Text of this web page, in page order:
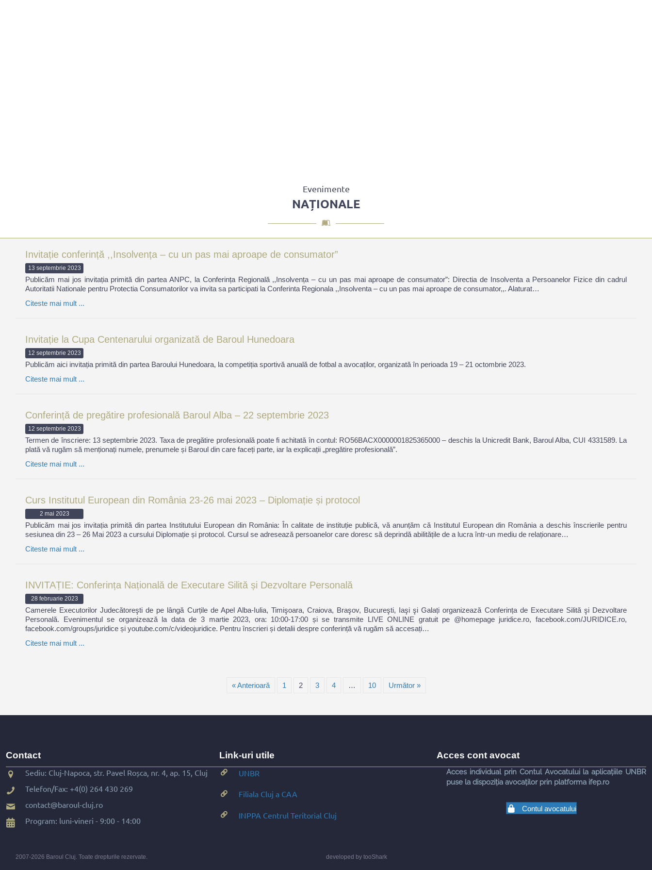
Evenimente
NAȚIONALE
Invitație conferință ,,Insolvența – cu un pas mai aproape de consumator”
13 septembrie 2023
Publicăm mai jos invitația primită din partea ANPC, la Conferința Regională ,,Insolvența – cu un pas mai aproape de consumator”: Directia de Insolventa a Persoanelor Fizice din cadrul
Autoritatii Nationale pentru Protectia Consumatorilor va invita sa participati la Conferinta Regionala ,,Insolventa – cu un pas mai aproape de consumator,,. Alaturat…
Citeste mai mult ...
Invitație la Cupa Centenarului organizată de Baroul Hunedoara
12 septembrie 2023
Publicăm aici invitația primită din partea Baroului Hunedoara, la competiția sportivă anuală de fotbal a avocaților, organizată în perioada 19 – 21 octombrie 2023.
Citeste mai mult ...
Conferință de pregătire profesională Baroul Alba – 22 septembrie 2023
12 septembrie 2023
Termen de înscriere: 13 septembrie 2023. Taxa de pregătire profesională poate fi achitată în contul: RO56BACX0000001825365000 – deschis la Unicredit Bank, Baroul Alba, CUI 4331589. La
plată vă rugăm să menționați numele, prenumele și Baroul din care faceți parte, iar la explicații „pregătire profesională”.
Citeste mai mult ...
Curs Institutul European din România 23-26 mai 2023 – Diplomație și protocol
2 mai 2023
Publicăm mai jos invitația primită din partea Institutului European din România: În calitate de instituție publică, vă anunțăm că Institutul European din România a deschis înscrierile pentru
sesiunea din 23 – 26 Mai 2023 a cursului Diplomație și protocol. Cursul se adresează persoanelor care doresc să deprindă abilitățile de a lucra într-un mediu de relaționare…
Citeste mai mult ...
INVITAȚIE: Conferința Națională de Executare Silită și Dezvoltare Personală
28 februarie 2023
Camerele Executorilor Judecătoreşti de pe lângă Curțile de Apel Alba-Iulia, Timişoara, Craiova, Braşov, Bucureşti, Iaşi şi Galați organizează Conferința de Executare Silită şi Dezvoltare
Personală. Evenimentul se organizează la data de 3 martie 2023, ora: 10:00-17:00 și se transmite LIVE ONLINE gratuit pe @homepage juridice.ro, facebook.com/JURIDICE.ro,
facebook.com/groups/juridice și youtube.com/c/videojuridice. Pentru înscrieri și detalii despre conferință vă rugăm să accesați…
Citeste mai mult ...
« Anterioară 1 2 3 4 … 10 Următor »
Contact
Sediu: Cluj-Napoca, str. Pavel Roșca, nr. 4, ap. 15, Cluj
Telefon/Fax: +4(0) 264 430 269
contact@baroul-cluj.ro
Program: luni-vineri - 9:00 - 14:00
Link-uri utile
UNBR
Filiala Cluj a CAA
INPPA Centrul Teritorial Cluj
Acces cont avocat
Acces individual prin Contul Avocatului la aplicațiile UNBR
puse la dispoziția avocaților prin platforma ifep.ro
Contul avocatului
2007-2026 Baroul Cluj. Toate drepturile rezervate. developed by tooShark